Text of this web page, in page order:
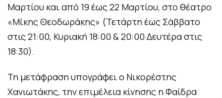
Μαρτίου και από 19 έως 22 Μαρτίου, στο θέατρο
«Μίκης Θεοδωράκης» (Τετάρτη έως Σάββατο
στις 21:00, Κυριακή 18:00 & 20:00 Δευτέρα στις
18:30).
Τη μετάφραση υπογράφει ο Νικορέστης
Χανιωτάκης, την επιμέλεια κίνησης η Φαίδρα